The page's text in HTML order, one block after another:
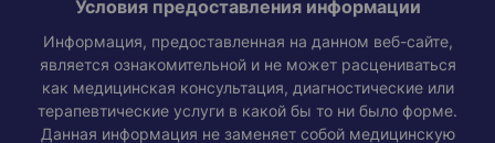
Условия предоставления информации
Информация, предоставленная на данном веб-сайте,
является ознакомительной и не может расцениваться
как медицинская консультация, диагностические или
терапевтические услуги в какой бы то ни было форме.
Данная информация не заменяет собой медицинскую